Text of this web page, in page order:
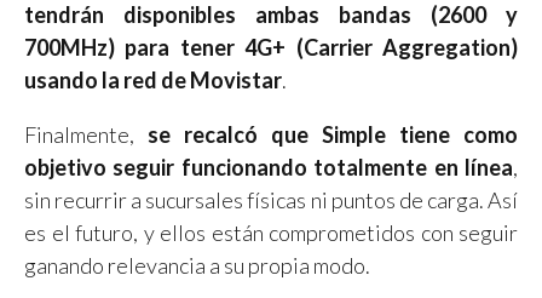
tendrán disponibles ambas bandas (2600 y
700MHz) para tener 4G+ (Carrier Aggregation)
usando la red de Movistar.
Finalmente, se recalcó que Simple tiene como
objetivo seguir funcionando totalmente en línea,
sin recurrir a sucursales físicas ni puntos de carga. Así
es el futuro, y ellos están comprometidos con seguir
ganando relevancia a su propia modo.